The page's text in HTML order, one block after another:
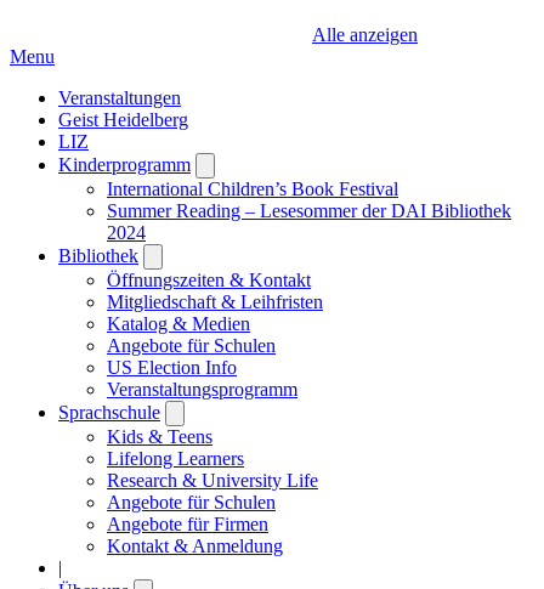
Alle anzeigen
Menu
Veranstaltungen
Geist Heidelberg
LIZ
Kinderprogramm
submenu
International Children’s Book Festival
Summer Reading – Lesesommer der DAI Bibliothek
2024
Bibliothek
submenu
Öffnungszeiten & Kontakt
Mitgliedschaft & Leihfristen
Katalog & Medien
Angebote für Schulen
US Election Info
Veranstaltungsprogramm
Sprachschule
submenu
Kids & Teens
Lifelong Learners
Research & University Life
Angebote für Schulen
Angebote für Firmen
Kontakt & Anmeldung
|